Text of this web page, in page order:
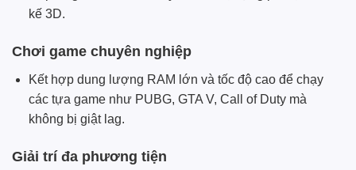
kế 3D.
Chơi game chuyên nghiệp
Kết hợp dung lượng RAM lớn và tốc độ cao để chạy
các tựa game như PUBG, GTA V, Call of Duty mà
không bị giật lag.
Giải trí đa phương tiện